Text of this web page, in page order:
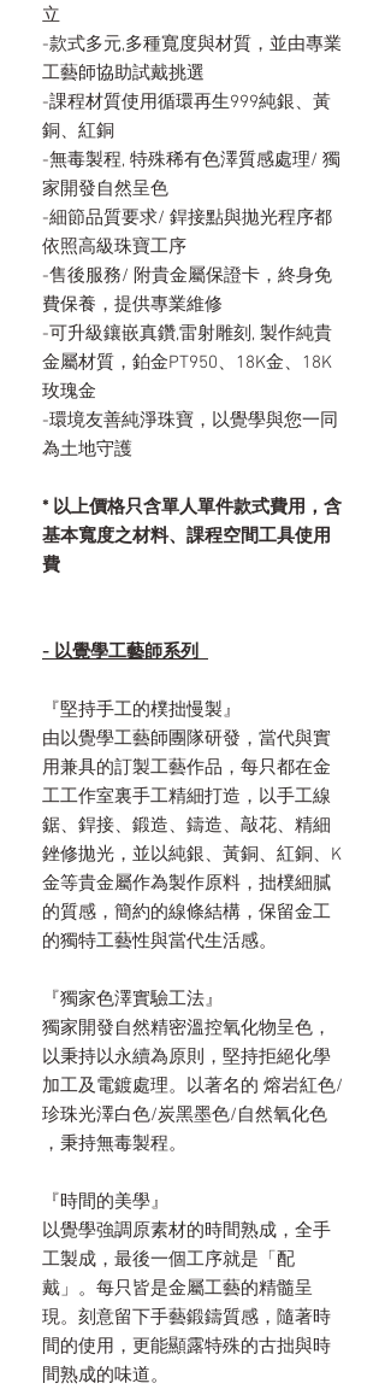
立
-款式多元,多種寬度與材質，並由專業
工藝師協助試戴挑選
-課程材質使用循環再生999純銀、黃
銅、紅銅
-無毒製程, 特殊稀有色澤質感處理/ 獨
家開發自然呈色
-細節品質要求/ 銲接點與拋光程序都
依照高級珠寶工序
-售後服務/ 附貴金屬保證卡，終身免
費保養，提供專業維修
-可升級鑲嵌真鑽,雷射雕刻, 製作純貴
金屬材質，鉑金PT950、18K金、18K
玫瑰金
-環境友善純淨珠寶，以覺學與您一同
為土地守護
* 以上價格只含單人單件款式費用，含
基本寬度之材料、課程空間工具使用
費
- 以覺學工藝師系列
『堅持手工的樸拙慢製』
由以覺學工藝師團隊研發，當代與實
用兼具的訂製工藝作品，每只都在金
工工作室裏手工精細打造，以手工線
鋸、銲接、鍛造、鑄造、敲花、精細
銼修拋光，並以純銀、黃銅、紅銅、K
金等貴金屬作為製作原料，拙樸細膩
的質感，簡約的線條結構，保留金工
的獨特工藝性與當代生活感。
『獨家色澤實驗工法』
獨家開發自然精密溫控氧化物呈色，
以秉持以永續為原則，堅持拒絕化學
加工及電鍍處理。以著名的 熔岩紅色/
珍珠光澤白色/炭黑墨色/自然氧化色
，秉持無毒製程。
『時間的美學』
以覺學強調原素材的時間熟成，全手
工製成，最後一個工序就是「配
戴」。每只皆是金屬工藝的精髓呈
現。刻意留下手藝鍛鑄質感，隨著時
間的使用，更能顯露特殊的古拙與時
間熟成的味道。